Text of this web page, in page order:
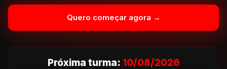
Quero começar agora →
Próxima turma: 10/08/2026